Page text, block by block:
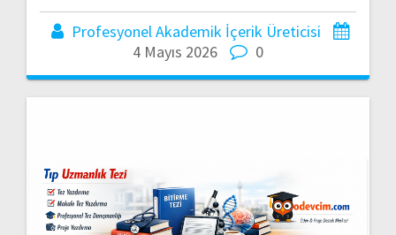
Profesyonel Akademik İçerik Üreticisi
4 Mayıs 2026
0